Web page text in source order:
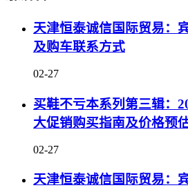
天津恒泰诚信国际贸易：
及购车联系方式
02-27
买鞋不亏本系列第三辑：
大促销购买指南及价格预
02-27
天津恒泰诚信国际贸易：